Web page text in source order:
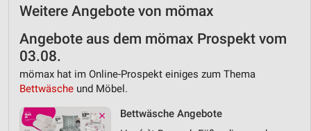
Weitere Angebote von mömax
Angebote aus dem mömax Prospekt vom
03.08.
mömax hat im Online-Prospekt einiges zum Thema
Bettwäsche und Möbel.
Bettwäsche Angebote
Inhalten
IAB-Besonderheiten:
Verwendung genauer Standortdaten
Geräte anhand von aktiv angeforderten
Nicht-IAB-Verarbeitungszwecke: